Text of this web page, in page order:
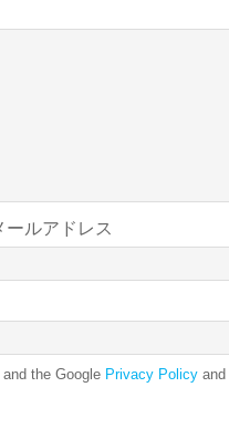
ールアドレス
the Google Privacy Policy and